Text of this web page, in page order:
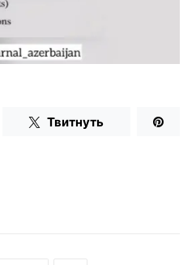
Твитнуть